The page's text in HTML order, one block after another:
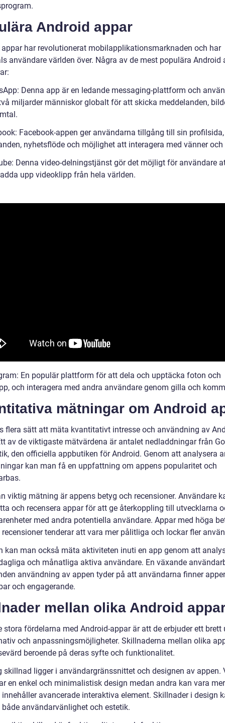
Android appar
har revolutionerat mobilapplikationsmarknaden och har
användare världen över. Några av de mest populära Android
Denna app är en ledande messaging-plattform och
miljarder människor globalt för att skicka meddelanden,
Facebook-appen ger användarna tillgång till sin profilsida,
nyhetsflöde och möjlighet att interagera med vänner
Denna video-delningstjänst gör det möjligt för användare
upp videoklipp från hela världen.
En populär plattform för att dela och upptäcka foton och
och interagera med andra användare genom gilla och
mätningar om Android
flera sätt att mäta kvantitativt intresse och användning av
av de viktigaste mätvärdena är antalet nedladdningar från
den officiella appbutiken för Android. Genom att analysera
kan man få en uppfattning om appens popularitet och
viktig mätning är appens betyg och recensioner. Användare
och recensera appar för att ge återkoppling till utvecklarna
med andra potentiella användare. Appar med höga
tenderar att vara mer pålitliga och lockar fler
kan man också mäta aktiviteten inuti en app genom att
och månatliga aktiva användare. En växande
användning av appen tyder på att användarna finner
och engagerande.
mellan olika Android
stora fördelarna med Android-appar är att de erbjuder ett brett
och anpassningsmöjligheter. Skillnaderna mellan olika
beroende på deras syfte och funktionalitet.
skillnad ligger i användargränssnittet och designen av appen.
en enkel och minimalistisk design medan andra kan vara
avancerade interaktiva element. Skillnader i design
både användarvänlighet och estetik.